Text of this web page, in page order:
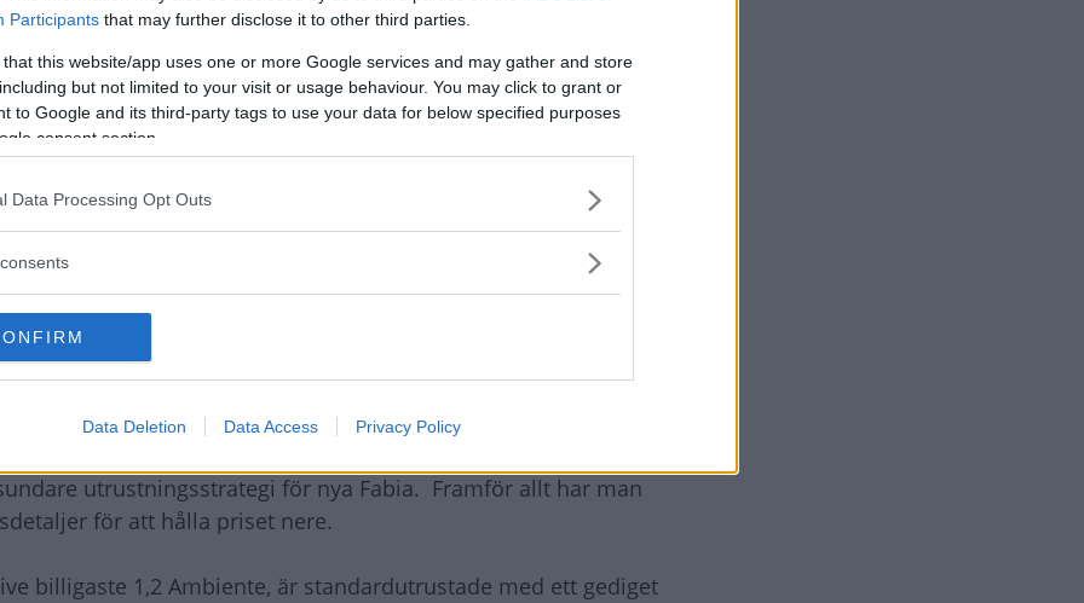
Participants that may further disclose it to other third parties.
that this website/app uses one or more Google services and may gather and store
but not limited to your visit or usage behaviour. You may click to grant or
to Google and its third-party tags to use your data for below specified purposes
consent section.
Data Processing Opt Outs
Data Deletion Data Access Privacy Policy
avslöjas snabbt att utrustningsnivån är extremt
av normala säkerhets- och komfortdetaljer följer med
in under det magiska 100 000-kronorstrecket.
finns bland annat: servostyrning, centrallås, sidokrockkuddar
och samma sak gäller finesser som färddator och
och rimmar illa med Volkswagens i övrigt seriösa profil på
erbjuda en bil under 100 000 kronor?
utrustningsstrategi för nya Fabia. Framför allt har man
för att hålla priset nere.
billigaste 1,2 Ambiente, är standardutrustade med ett gediget